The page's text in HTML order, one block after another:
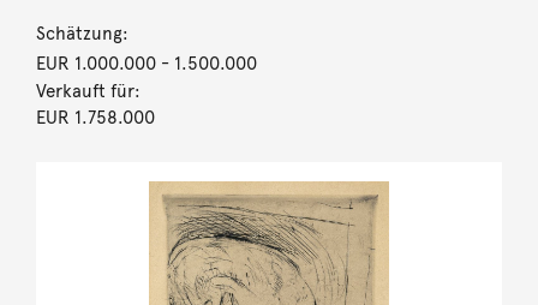
Schätzung:
EUR 1.000.000- 1.500.000
Verkauft für:
EUR 1.758.000